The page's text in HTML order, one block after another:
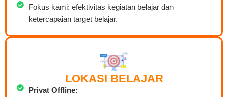
Fokus kami: efektivitas kegiatan belajar dan
ketercapaian target belajar.
LOKASI BELAJAR
Privat Offline: